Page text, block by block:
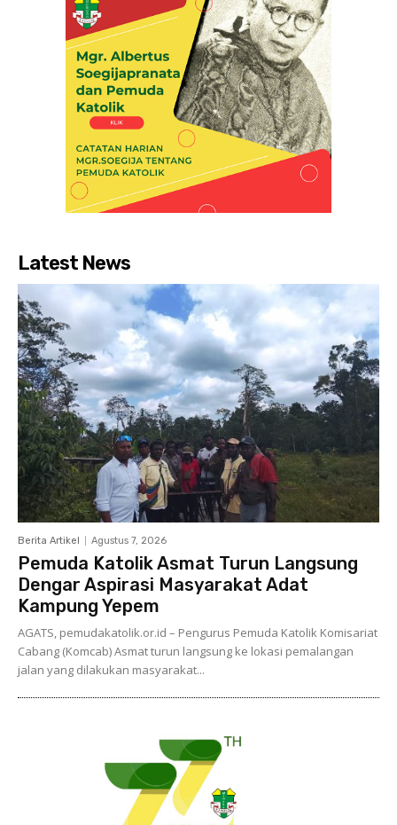
Latest News
Berita Artikel Agustus 7, 2026
Pemuda Katolik Asmat Turun Langsung
Dengar Aspirasi Masyarakat Adat
Kampung Yepem
AGATS, pemudakatolik.or.id – Pengurus Pemuda Katolik Komisariat
Cabang (Komcab) Asmat turun langsung ke lokasi pemalangan
jalan yang dilakukan masyarakat...